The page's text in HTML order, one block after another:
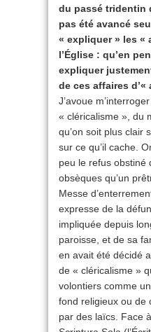
du passé tridentin
pas été avancé
« expliquer » les «
l’Église : qu’en
expliquer
de ces affaires
J’avoue
« cléricalisme », du
qu’on soit plus clair
sur ce qu’il cache.
peu le refus obstiné
obsèques qu’un
Messe
expresse de la
impliquée depuis
paroisse, et de sa
en avait été décidé
de « cléricalisme »
volontiers comme
fond religieux ou de
par des laïcs. Face